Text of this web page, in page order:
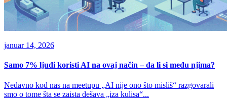
januar 14, 2026
Samo 7% ljudi koristi AI na ovaj način – da li si među njima?
Nedavno kod nas na meetupu „AI nije ono što misliš“ razgovarali
smo o tome šta se zaista dešava „iza kulisa“...